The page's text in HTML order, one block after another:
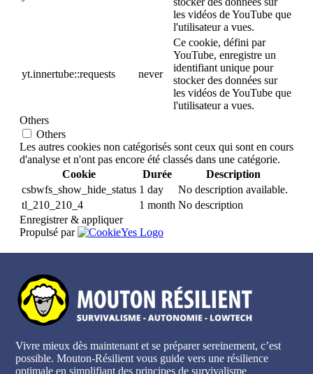
les vidéos de YouTube que
l'utilisateur a vues.
yt.innertube::requests never
Ce cookie, défini par
YouTube, enregistre un
identifiant unique pour
stocker des données sur
les vidéos de YouTube que
l'utilisateur a vues.
Others
Others
Les autres cookies non catégorisés sont ceux qui sont en cours
d'analyse et n'ont pas encore été classés dans une catégorie.
Cookie
Durée
Description
csbwfs_show_hide_status 1 day
No description available.
tl_210_210_4
1 month No description
Enregistrer & appliquer
Propulsé par
Vivre mieux dès maintenant et se préparer sereinement, c’est
possible. Mouton-Résilient vous guide vers une résilience
optimale en simplifiant des principes de survivalisme